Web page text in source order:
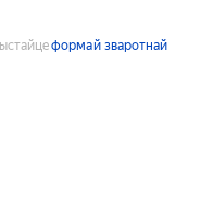
формай зваротнай